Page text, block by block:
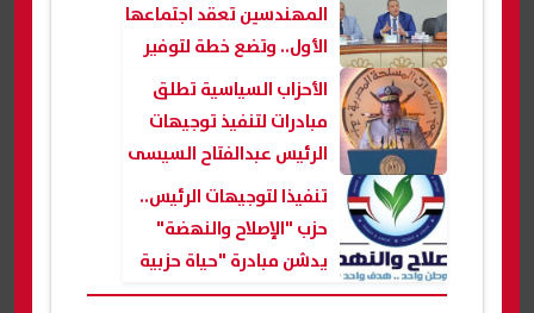
المهندسين تعقد اجتماعها
الأول.. وتضع خطة لتوفير
المقابر بالمحافظات
الأحزاب السياسية تطلق
مبادرات لتنفيذ توجيهات
الرئيس عبدالفتاح السيسى
تنفيذا لتوجيهات الرئيس..
حزب "الإصلاح والنهضة"
يدشن مبادرة "حياة حزبية
جديدة"